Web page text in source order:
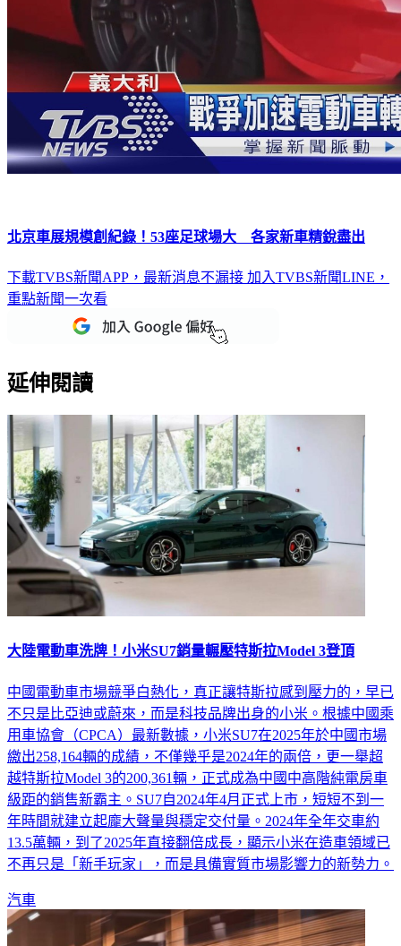
北京車展規模創紀錄！53座足球場大 各家新車精銳盡出
下載TVBS新聞APP，最新消息不漏接 加入TVBS新聞LINE，
重點新聞一次看
延伸閱讀
大陸電動車洗牌！小米SU7銷量輾壓特斯拉Model 3登頂
中國電動車市場競爭白熱化，真正讓特斯拉感到壓力的，早已
不只是比亞迪或蔚來，而是科技品牌出身的小米。根據中國乘
用車協會（CPCA）最新數據，小米SU7在2025年於中國市場
繳出258,164輛的成績，不僅幾乎是2024年的兩倍，更一舉超
越特斯拉Model 3的200,361輛，正式成為中國中高階純電房車
級距的銷售新霸主。SU7自2024年4月正式上市，短短不到一
年時間就建立起龐大聲量與穩定交付量。2024年全年交車約
13.5萬輛，到了2025年直接翻倍成長，顯示小米在造車領域已
不再只是「新手玩家」，而是具備實質市場影響力的新勢力。
汽車